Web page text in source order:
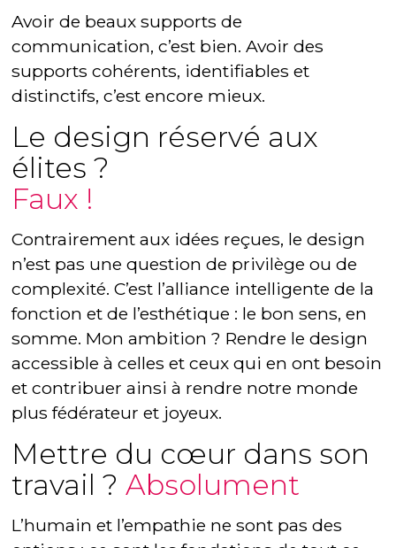
Avoir de beaux supports de
communication, c’est bien. Avoir des
supports cohérents, identifiables et
distinctifs, c’est encore mieux.
Le design réservé aux
élites ?
Faux !
Contrairement aux idées reçues, le design
n’est pas une question de privilège ou de
complexité. C’est l’alliance intelligente de la
fonction et de l’esthétique : le bon sens, en
somme. Mon ambition ? Rendre le design
accessible à celles et ceux qui en ont besoin
et contribuer ainsi à rendre notre monde
plus fédérateur et joyeux.
Mettre du cœur dans son
travail ?Absolument
L’humain et l’empathie ne sont pas des